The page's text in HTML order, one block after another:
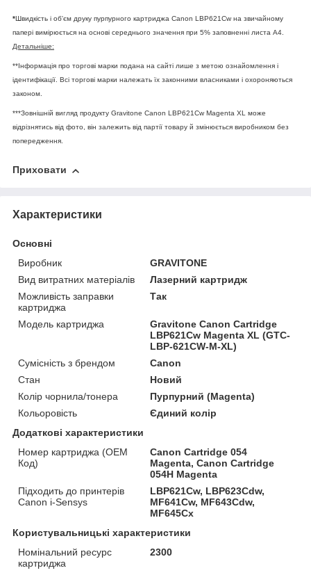
*Швидкість і об'єм друку пурпурного картриджа Canon LBP621Cw на звичайному
папері вимірюється на основі середнього значення при 5% заповненні листа А4.
Детальніше:
**Інформація про торгові марки подана на сайті лише з метою ознайомлення і
ідентифікації. Всі торгові марки належать їх законними власниками і охороняються
законом.
***Зовнішній вигляд продукту Gravitone Canon LBP621Cw Magenta XL може
відрізнятись від фото, він залежить від партії товару й змінюється виробником без
попередження.
Приховати
Характеристики
Основні
Виробник
GRAVITONE
Вид витратних матеріалів
Лазерний картридж
Можливість заправки
картриджа
Так
Модель картриджа
Gravitone Canon Cartridge
LBP621Cw Magenta XL (GTC-
LBP-621CW-M-XL)
Сумісність з брендом
Canon
Стан
Новий
Колір чорнила/тонера
Пурпурний (Magenta)
Кольоровість
Єдиний колір
Додаткові характеристики
Номер картриджа (OEM
Код)
Canon Cartridge 054
Magenta, Canon Cartridge
054H Magenta
Підходить до принтерів
Canon i-Sensys
LBP621Cw, LBP623Cdw,
MF641Cw, MF643Cdw,
MF645Cx
Користувальницькі характеристики
Номінальний ресурс
картриджа
2300